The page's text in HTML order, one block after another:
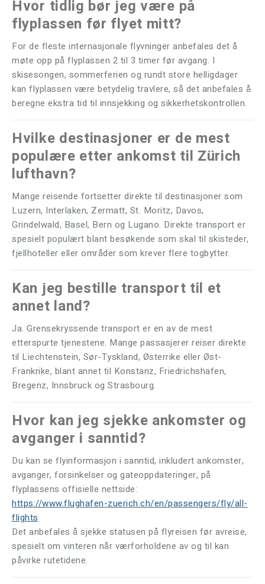
Hvor tidlig bør jeg være på
flyplassen før flyet mitt?
For de fleste internasjonale flyvninger anbefales det å
møte opp på flyplassen 2 til 3 timer før avgang. I
skisesongen, sommerferien og rundt store helligdager
kan flyplassen være betydelig travlere, så det anbefales å
beregne ekstra tid til innsjekking og sikkerhetskontrollen.
Hvilke destinasjoner er de mest
populære etter ankomst til Zürich
lufthavn?
Mange reisende fortsetter direkte til destinasjoner som
Luzern, Interlaken, Zermatt, St. Moritz, Davos,
Grindelwald, Basel, Bern og Lugano. Direkte transport er
spesielt populært blant besøkende som skal til skisteder,
fjellhoteller eller områder som krever flere togbytter.
Kan jeg bestille transport til et
annet land?
Ja. Grensekryssende transport er en av de mest
etterspurte tjenestene. Mange passasjerer reiser direkte
til Liechtenstein, Sør-Tyskland, Østerrike eller Øst-
Frankrike, blant annet til Konstanz, Friedrichshafen,
Bregenz, Innsbruck og Strasbourg.
Hvor kan jeg sjekke ankomster og
avganger i sanntid?
Du kan se flyinformasjon i sanntid, inkludert ankomster,
avganger, forsinkelser og gateoppdateringer, på
flyplassens offisielle nettside:
https://www.flughafen-zuerich.ch/en/passengers/fly/all-
flights
Det anbefales å sjekke statusen på flyreisen før avreise,
spesielt om vinteren når værforholdene av og til kan
påvirke rutetidene.